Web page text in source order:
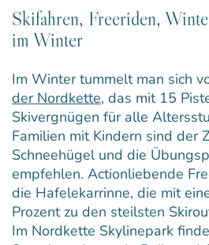
Skifahren, Freeriden,
im Winter
Im Winter tummelt man sich
der Nordkette, das mit 15
Skivergnügen für alle
Familien mit Kindern sind der
Schneehügel und die
empfehlen. Actionliebende
die Hafelekarrinne, die mit
Prozent zu den steilsten
Im Nordkette Skylinepark